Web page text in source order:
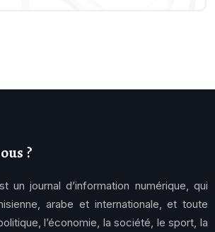
?
un journal d’information numérique, qui
arabe et internationale, et toute
l’économie, la société, le sport, la